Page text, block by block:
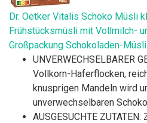
Dr. Oetker Vitalis Schoko Müsli
Frühstücksmüsli mit Vollmilch-
Großpackung Schokoladen-
UNVERWECHSELBARER
Vollkorn-Haferflocken,
knusprigen Mandeln wird
unverwechselbaren
AUSGESUCHTE